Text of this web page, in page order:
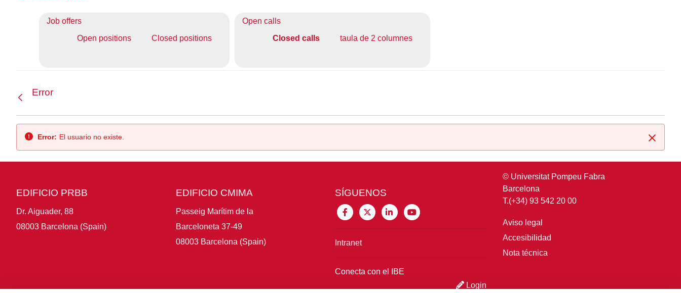
Job offers
Open positions
Closed positions
Open calls
Closed calls
taula de 2 columnes
Error
Cerrar
Error: El usuario no existe.
EDIFICIO PRBB
Dr. Aiguader, 88
08003 Barcelona (Spain)
EDIFICIO CMIMA
Passeig Marítim de la
Barceloneta 37-49
08003 Barcelona (Spain)
SÍGUENOS
Intranet
Conecta con el IBE
Login
© Universitat Pompeu Fabra
Barcelona
T.(+34) 93 542 20 00
Aviso legal
Accesibilidad
Nota técnica